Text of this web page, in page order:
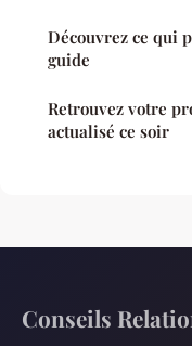
Découvrez ce qui
guide
Retrouvez votre
actualisé ce soir
Conseils